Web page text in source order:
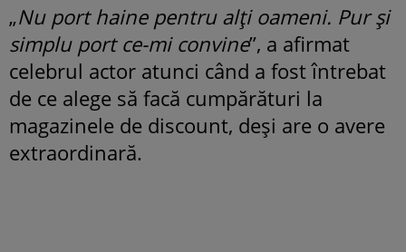
„Nu port haine pentru alți oameni. Pur și
simplu port ce-mi convine”, a afirmat
celebrul actor atunci când a fost întrebat
de ce alege să facă cumpărături la
magazinele de discount, deși are o avere
extraordinară.